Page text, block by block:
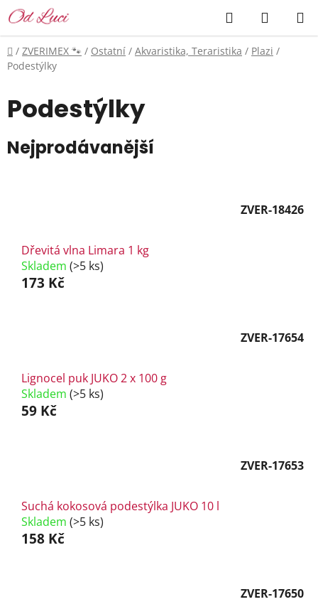
Přejít
na
obsah
Hledat
KOŠÍK
Domů
/ ZVERIMEX 🐾 / Ostatní / Akvaristika, Teraristika / Plazi /
Podestýlky
Podestýlky
Nejprodávanější
ZVER-18426
Dřevitá vlna Limara 1 kg
Skladem (>5 ks)
173 Kč
ZVER-17654
Lignocel puk JUKO 2 x 100 g
Skladem (>5 ks)
59 Kč
ZVER-17653
Suchá kokosová podestýlka JUKO 10 l
Skladem (>5 ks)
158 Kč
ZVER-17650